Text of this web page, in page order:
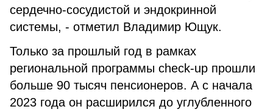
сердечно-сосудистой и эндокринной
системы, - отметил Владимир Ющук.
Только за прошлый год в рамках
региональной программы сheck-up прошли
больше 90 тысяч пенсионеров. А с начала
2023 года он расширился до углубленного